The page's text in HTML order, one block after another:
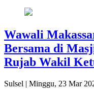
Wawali
Bersama di
Rujab Wakil
Sulsel | Minggu, 23 Mar